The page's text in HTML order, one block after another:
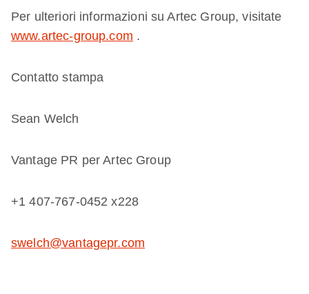
Per ulteriori informazioni su Artec Group, visitate
www.artec-group.com .
Contatto stampa
Sean Welch
Vantage PR per Artec Group
+1 407-767-0452 x228
swelch@vantagepr.com